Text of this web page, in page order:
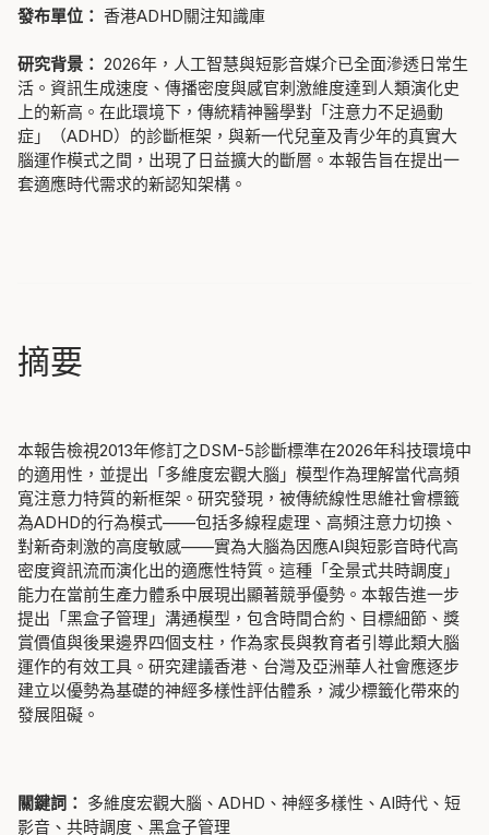
發布單位： 香港ADHD關注知識庫
研究背景： 2026年，人工智慧與短影音媒介已全面滲透日常生
活。資訊生成速度、傳播密度與感官刺激維度達到人類演化史
上的新高。在此環境下，傳統精神醫學對「注意力不足過動
症」（ADHD）的診斷框架，與新一代兒童及青少年的真實大
腦運作模式之間，出現了日益擴大的斷層。本報告旨在提出一
套適應時代需求的新認知架構。
摘要
本報告檢視2013年修訂之DSM-5診斷標準在2026年科技環境中
的適用性，並提出「多維度宏觀大腦」模型作為理解當代高頻
寬注意力特質的新框架。研究發現，被傳統線性思維社會標籤
為ADHD的行為模式——包括多線程處理、高頻注意力切換、
對新奇刺激的高度敏感——實為大腦為因應AI與短影音時代高
密度資訊流而演化出的適應性特質。這種「全景式共時調度」
能力在當前生產力體系中展現出顯著競爭優勢。本報告進一步
提出「黑盒子管理」溝通模型，包含時間合約、目標細節、獎
賞價值與後果邊界四個支柱，作為家長與教育者引導此類大腦
運作的有效工具。研究建議香港、台灣及亞洲華人社會應逐步
建立以優勢為基礎的神經多樣性評估體系，減少標籤化帶來的
發展阻礙。
關鍵詞： 多維度宏觀大腦、ADHD、神經多樣性、AI時代、短
影音、共時調度、黑盒子管理